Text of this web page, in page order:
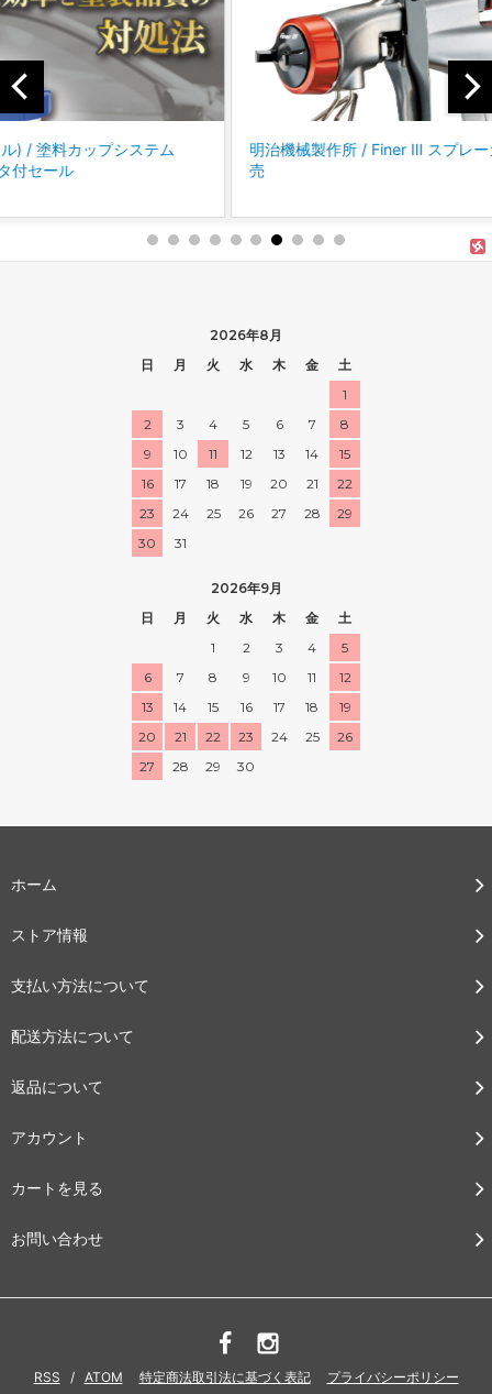
明治機械製作所 / Finer Ⅲ スプレーガン 新発
コバ
2026年8月
日
月 火 水 木 金
土
1
2
3 4 5 6 7
8
9
10 11 12 13 14
15
16
17 18 19 20 21
22
23
24 25 26 27 28
29
30
31
2026年9月
日
月 火 水 木 金
土
1
2 3 4
5
6
7 8 9 10 11
12
13
14 15 16 17 18
19
20
21 22 23 24 25
26
27
28 29 30
ホーム
ストア情報
支払い方法について
配送方法について
返品について
アカウント
カートを見る
お問い合わせ
RSS / ATOM 特定商法取引法に基づく表記 プライバシーポリシー